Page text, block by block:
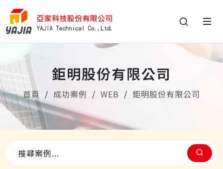
鉅明股份有限公司
首頁 成功案例 WEB 鉅明股份有限公司